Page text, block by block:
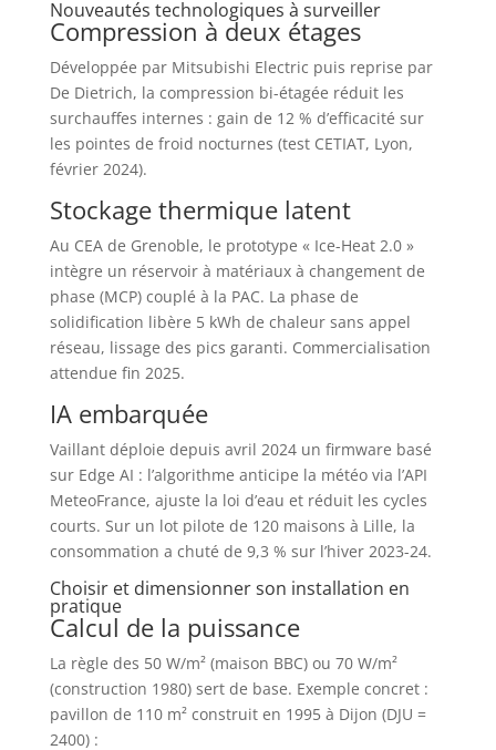
Nouveautés technologiques à surveiller
Compression à deux étages
Développée par Mitsubishi Electric puis reprise par
De Dietrich, la compression bi-étagée réduit les
surchauffes internes : gain de 12 % d’efficacité sur
les pointes de froid nocturnes (test CETIAT, Lyon,
février 2024).
Stockage thermique latent
Au CEA de Grenoble, le prototype « Ice-Heat 2.0 »
intègre un réservoir à matériaux à changement de
phase (MCP) couplé à la PAC. La phase de
solidification libère 5 kWh de chaleur sans appel
réseau, lissage des pics garanti. Commercialisation
attendue fin 2025.
IA embarquée
Vaillant déploie depuis avril 2024 un firmware basé
sur Edge AI : l’algorithme anticipe la météo via l’API
MeteoFrance, ajuste la loi d’eau et réduit les cycles
courts. Sur un lot pilote de 120 maisons à Lille, la
consommation a chuté de 9,3 % sur l’hiver 2023-24.
Choisir et dimensionner son installation en
pratique
Calcul de la puissance
La règle des 50 W/m² (maison BBC) ou 70 W/m²
(construction 1980) sert de base. Exemple concret :
pavillon de 110 m² construit en 1995 à Dijon (DJU =
2400) :